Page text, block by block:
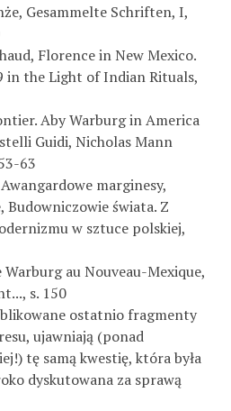
Gesammelte Schriften, I,
Florence in New Mexico.
in the Light of Indian Rituals,
Aby Warburg in America
Guidi, Nicholas Mann
63
marginesy,
Budowniczowie świata. Z
w sztuce polskiej,
au Nouveau-Mexique,
s. 150
ostatnio fragmenty
ujawniają (ponad
tę samą kwestię, która była
dyskutowana za sprawą